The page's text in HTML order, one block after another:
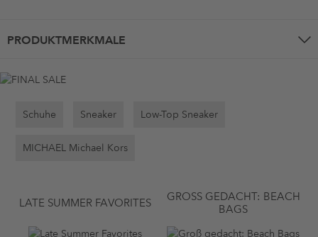
PRODUKTMERKMALE
Schuhe Sneaker Low-Top Sneaker
MICHAEL Michael Kors
LATE SUMMER FAVORITES
GROSS GEDACHT: BEACH B
AGS